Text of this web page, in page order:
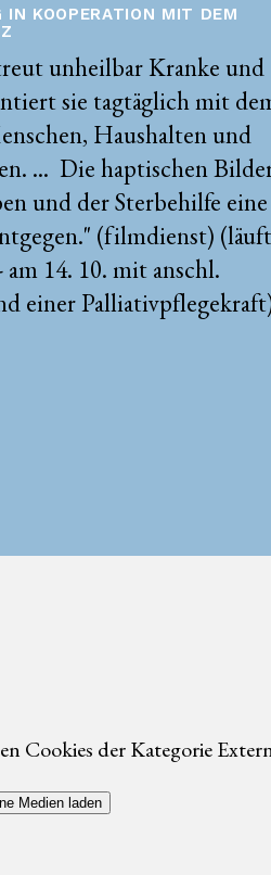
KOOPERATION MIT DEM
unheilbar Kranke und
sie tagtäglich mit
Haushalten und
... Die haptischen
und der Sterbehilfe eine
(filmdienst) (läuft
14. 10. mit anschl.
einer
Cookies der Kategorie
Medien laden